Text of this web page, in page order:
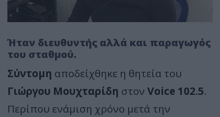
Ήταν διευθυντής αλλά και παραγωγός
του σταθμού.
Σύντομη αποδείχθηκε η θητεία του
Γιώργου Μουχταρίδη στον Voice 102.5.
Περίπου ενάμιση χρόνο μετά την